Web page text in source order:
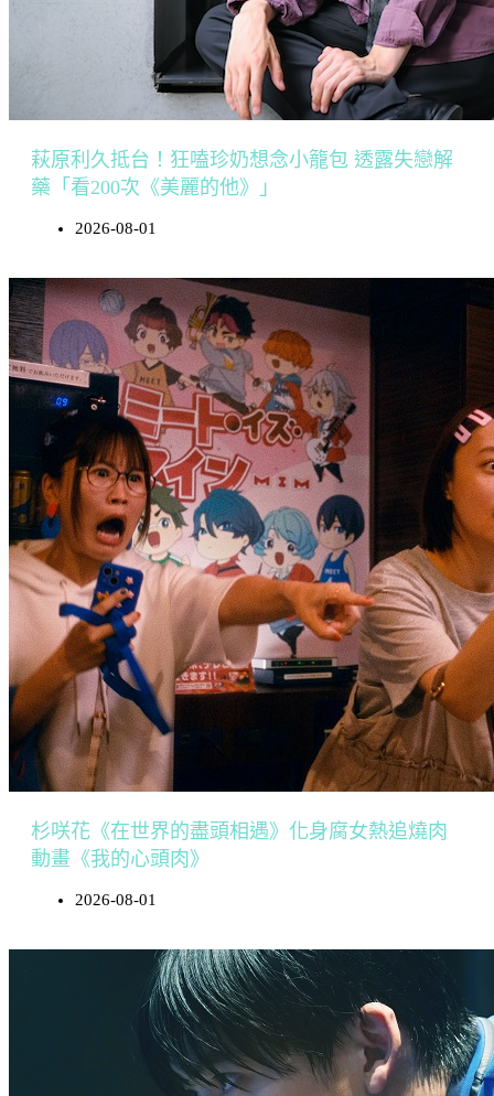
萩原利久抵台！狂嗑珍奶想念小籠包 透露失戀解
藥「看200次《美麗的他》」
2026-08-01
杉咲花《在世界的盡頭相遇》化身腐女熱追燒肉
動畫《我的心頭肉》
2026-08-01